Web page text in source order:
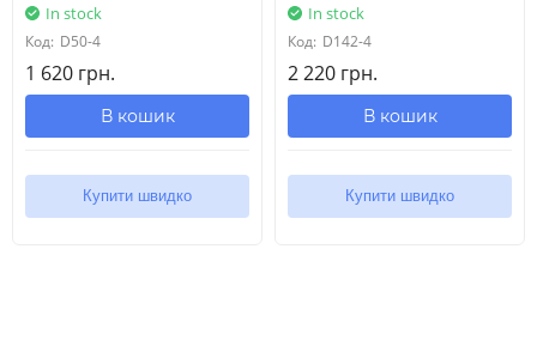
In stock
Код: D50-4
1 620 грн.
В кошик
Купити швидко
In stock
Код: D142-4
2 220 грн.
В кошик
Купити швидко